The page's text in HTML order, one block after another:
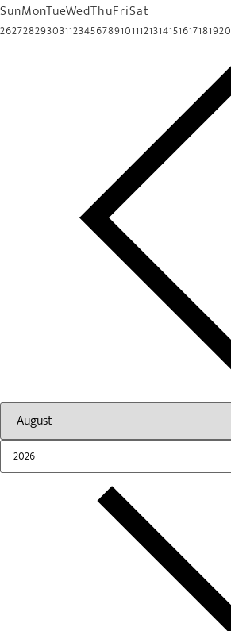
SunMonTueWedThuFriSat
2627282930311234567891011121314151617181920